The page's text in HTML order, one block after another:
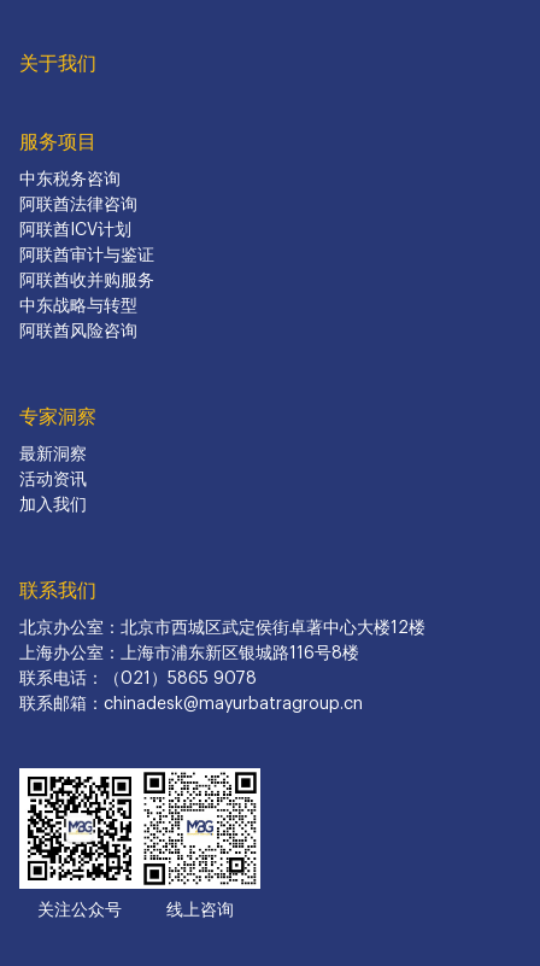
关于我们
服务项目
中东税务咨询
阿联酋法律咨询
阿联酋ICV计划
阿联酋审计与鉴证
阿联酋收并购服务
中东战略与转型
阿联酋风险咨询
专家洞察
最新洞察
活动资讯
加入我们
联系我们
北京办公室：北京市西城区武定侯街卓著中心大楼12楼
上海办公室：上海市浦东新区银城路116号8楼
联系电话：（021）5865 9078
联系邮箱：chinadesk@mayurbatragroup.cn
关注公众号 线上咨询